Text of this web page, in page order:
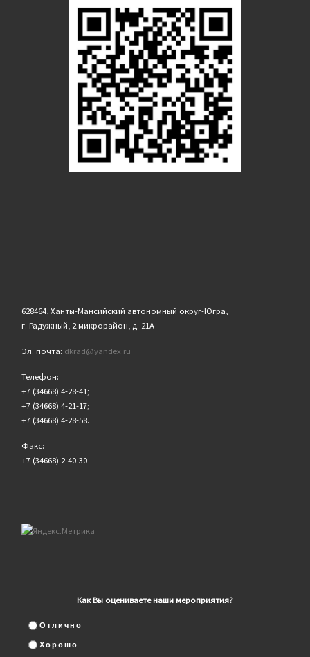
628464, Ханты-Мансийский автономный округ-Югра,
г. Радужный, 2 микрорайон, д. 21А
Эл. почта: dkrad@yandex.ru
Телефон:
+7 (34668) 4-28-41;
+7 (34668) 4-21-17;
+7 (34668) 4-28-58.
Факс:
+7 (34668) 2-40-30
Как Вы оцениваете наши мероприятия?
Отлично
Хорошо